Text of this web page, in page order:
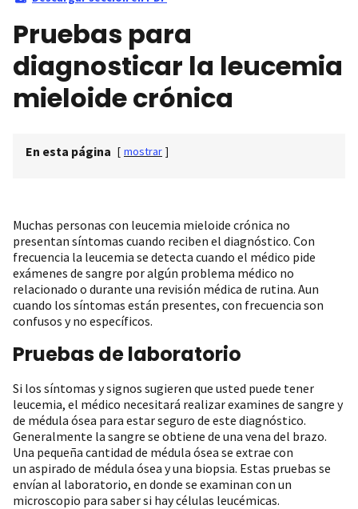
Pruebas para
diagnosticar la leucemia
mieloide crónica
En esta página [ mostrar ]
Muchas personas con leucemia mieloide crónica no
presentan síntomas cuando reciben el diagnóstico. Con
frecuencia la leucemia se detecta cuando el médico pide
exámenes de sangre por algún problema médico no
relacionado o durante una revisión médica de rutina. Aun
cuando los síntomas están presentes, con frecuencia son
confusos y no específicos.
Pruebas de laboratorio
Si los síntomas y signos sugieren que usted puede tener
leucemia, el médico necesitará realizar examines de sangre y
de médula ósea para estar seguro de este diagnóstico.
Generalmente la sangre se obtiene de una vena del brazo.
Una pequeña cantidad de médula ósea se extrae con
un aspirado de médula ósea y una biopsia. Estas pruebas se
envían al laboratorio, en donde se examinan con un
microscopio para saber si hay células leucémicas.